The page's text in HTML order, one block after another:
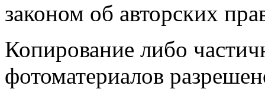
законом об авторских
Копирование либо
фотоматериалов